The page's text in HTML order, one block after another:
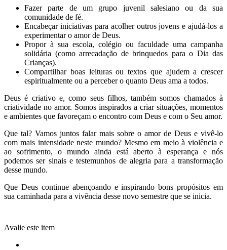
Fazer parte de um grupo juvenil salesiano ou da sua
comunidade de fé.
Encabeçar iniciativas para acolher outros jovens e ajudá-los a
experimentar o amor de Deus.
Propor à sua escola, colégio ou faculdade uma campanha
solidária (como arrecadação de brinquedos para o Dia das
Crianças).
Compartilhar boas leituras ou textos que ajudem a crescer
espiritualmente ou a perceber o quanto Deus ama a todos.
Deus é criativo e, como seus filhos, também somos chamados à
criatividade no amor. Somos inspirados a criar situações, momentos
e ambientes que favoreçam o encontro com Deus e com o Seu amor.
Que tal? Vamos juntos falar mais sobre o amor de Deus e vivê-lo
com mais intensidade neste mundo? Mesmo em meio à violência e
ao sofrimento, o mundo ainda está aberto à esperança e nós
podemos ser sinais e testemunhos de alegria para a transformação
desse mundo.
Que Deus continue abençoando e inspirando bons propósitos em
sua caminhada para a vivência desse novo semestre que se inicia.
Avalie este item